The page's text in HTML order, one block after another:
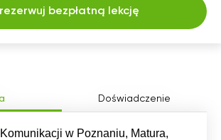
Doświadczenie
Komunikacji w Poznaniu, Matura,
bezpłatną lekcję
16:30 16:30